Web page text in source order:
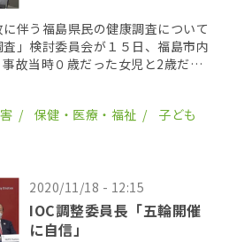
伴う福島県民の健康調査について
」検討委員会が１５日、福島市内
故当時０歳だった女児と2歳だっ
がんと診断されたことが分か […]
保健・医療・福祉 子ども
2020/11/18 - 12:15
IOC調整委員長「五輪開催
に自信」